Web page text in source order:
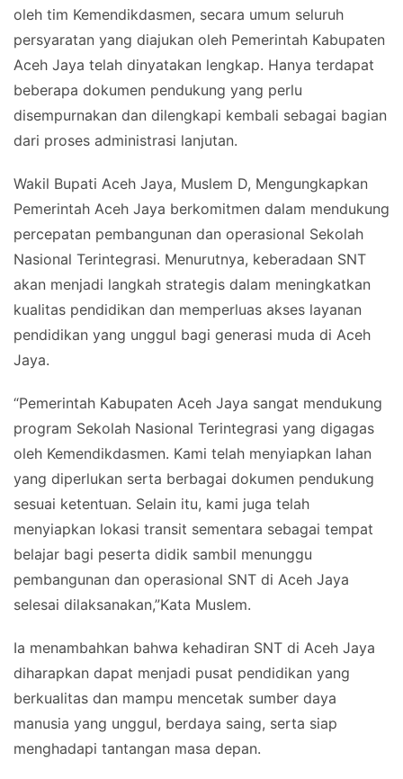
oleh tim Kemendikdasmen, secara umum seluruh
persyaratan yang diajukan oleh Pemerintah Kabupaten
Aceh Jaya telah dinyatakan lengkap. Hanya terdapat
beberapa dokumen pendukung yang perlu
disempurnakan dan dilengkapi kembali sebagai bagian
dari proses administrasi lanjutan.
Wakil Bupati Aceh Jaya, Muslem D, Mengungkapkan
Pemerintah Aceh Jaya berkomitmen dalam mendukung
percepatan pembangunan dan operasional Sekolah
Nasional Terintegrasi. Menurutnya, keberadaan SNT
akan menjadi langkah strategis dalam meningkatkan
kualitas pendidikan dan memperluas akses layanan
pendidikan yang unggul bagi generasi muda di Aceh
Jaya.
“Pemerintah Kabupaten Aceh Jaya sangat mendukung
program Sekolah Nasional Terintegrasi yang digagas
oleh Kemendikdasmen. Kami telah menyiapkan lahan
yang diperlukan serta berbagai dokumen pendukung
sesuai ketentuan. Selain itu, kami juga telah
menyiapkan lokasi transit sementara sebagai tempat
belajar bagi peserta didik sambil menunggu
pembangunan dan operasional SNT di Aceh Jaya
selesai dilaksanakan,”Kata Muslem.
Ia menambahkan bahwa kehadiran SNT di Aceh Jaya
diharapkan dapat menjadi pusat pendidikan yang
berkualitas dan mampu mencetak sumber daya
manusia yang unggul, berdaya saing, serta siap
menghadapi tantangan masa depan.